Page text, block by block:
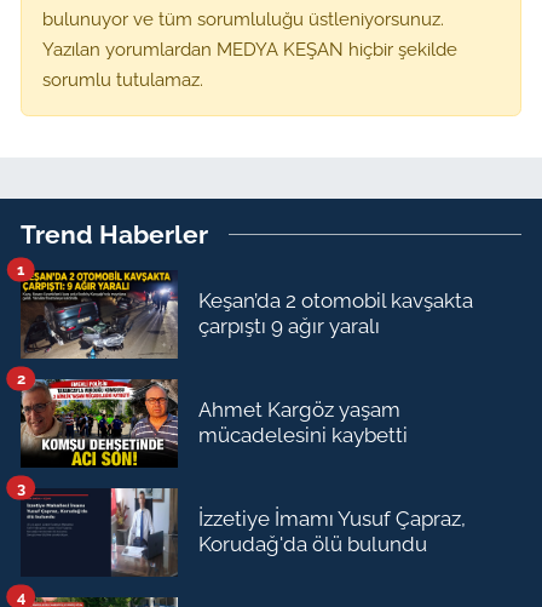
bulunuyor ve tüm sorumluluğu üstleniyorsunuz.
Yazılan yorumlardan MEDYA KEŞAN hiçbir şekilde
sorumlu tutulamaz.
Trend Haberler
Keşan’da 2 otomobil kavşakta
çarpıştı 9 ağır yaralı
1
Ahmet Kargöz yaşam
mücadelesini kaybetti
2
İzzetiye İmamı Yusuf Çapraz,
Korudağ'da ölü bulundu
3
4